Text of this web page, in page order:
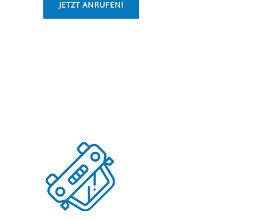
JETZT ANRUFEN!